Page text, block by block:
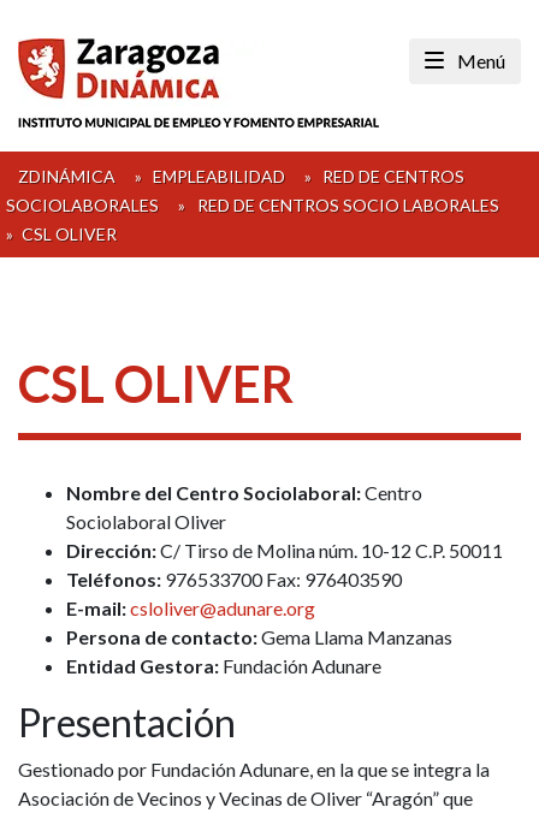
content
Menú
ZDINÁMICA » EMPLEABILIDAD » RED DE CENTROS
SOCIOLABORALES
»
RED DE CENTROS SOCIO LABORALES
» CSL OLIVER
CSL OLIVER
Nombre del Centro Sociolaboral:Centro
Sociolaboral Oliver
Dirección:C/ Tirso de Molina núm. 10-12 C.P. 50011
Teléfonos: 976533700 Fax: 976403590
E-mail:csloliver@adunare.org
Persona de contacto:Gema Llama Manzanas
Entidad Gestora: Fundación Adunare
Presentación
Gestionado por Fundación Adunare, en la que se integra la
Asociación de Vecinos y Vecinas de Oliver “Aragón” que